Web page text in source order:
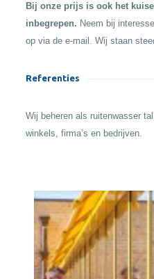
Bij onze prijs is ook het
inbegrepen. Neem bij
op via de e-mail. Wij staan
Referenties
Wij beheren als ruitenwasser
winkels, firma’s en bedrijven.